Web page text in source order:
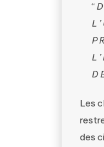
“
Les
des